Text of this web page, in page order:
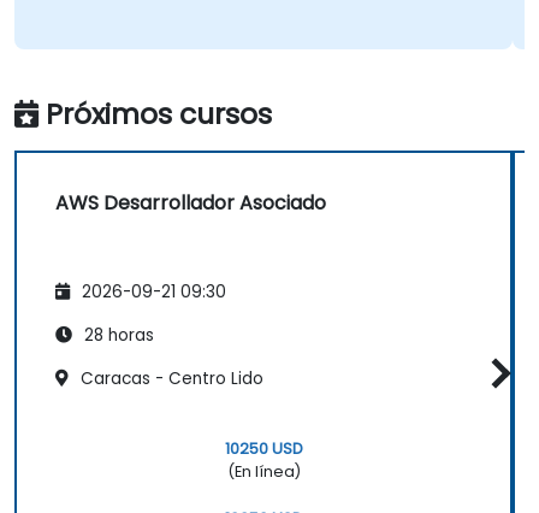
Próximos cursos
AWS Desarrollador Asociado
2026-09-21 09:30
28 horas
Caracas - Centro Lido
10250 USD
(En línea)